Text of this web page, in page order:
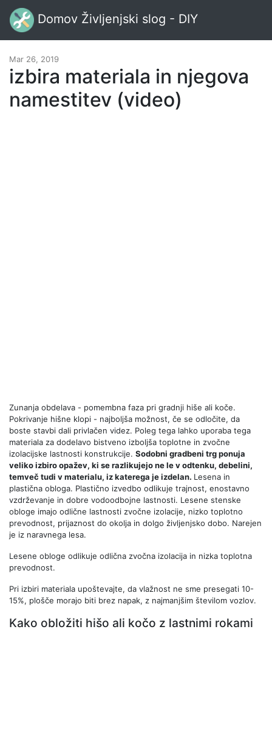
Domov Življenjski slog - DIY
Mar 26, 2019
izbira materiala in njegova
namestitev (video)
Zunanja obdelava - pomembna faza pri gradnji hiše ali koče.
Pokrivanje hišne klopi - najboljša možnost, če se odločite, da
boste stavbi dali privlačen videz. Poleg tega lahko uporaba tega
materiala za dodelavo bistveno izboljša toplotne in zvočne
izolacijske lastnosti konstrukcije. Sodobni gradbeni trg ponuja
veliko izbiro opažev, ki se razlikujejo ne le v odtenku, debelini,
temveč tudi v materialu, iz katerega je izdelan. Lesena in
plastična obloga. Plastično izvedbo odlikuje trajnost, enostavno
vzdrževanje in dobre vodoodbojne lastnosti. Lesene stenske
obloge imajo odlične lastnosti zvočne izolacije, nizko toplotno
prevodnost, prijaznost do okolja in dolgo življenjsko dobo. Narejen
je iz naravnega lesa.
Lesene obloge odlikuje odlična zvočna izolacija in nizka toplotna
prevodnost.
Pri izbiri materiala upoštevajte, da vlažnost ne sme presegati 10-
15%, plošče morajo biti brez napak, z najmanjšim številom vozlov.
Kako obložiti hišo ali kočo z lastnimi rokami